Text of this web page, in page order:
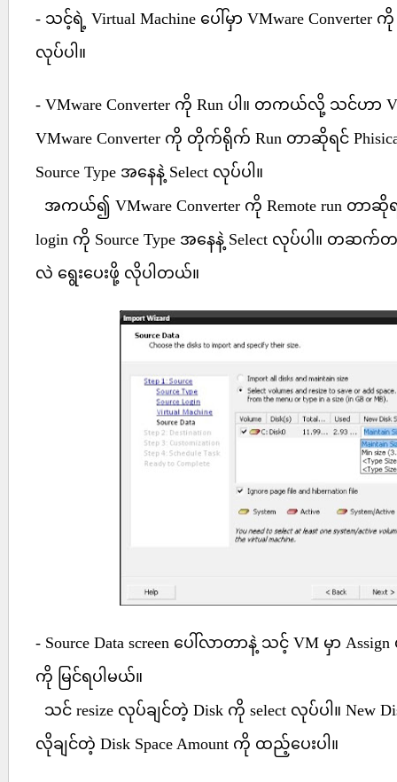
- သင့်ရဲ့ Virtual Machine ပေါ်မှာ VMware Converter
လုပ်ပါ။
- VMware Converter ကို Run ပါ။ တကယ်လို့ သင်ဟာ
VMware Converter ကို တိုက်ရိုက် Run တာဆိုရင်
Source Type အနေနဲ့ Select လုပ်ပါ။
အကယ်၍ VMware Converter ကို Remote run တာဆိုရ
login ကို Source Type အနေနဲ့ Select လုပ်ပါ။ တဆက်
လဲ ရွေးပေးဖို့ လိုပါတယ်။
- Source Data screen ပေါ်လာတာနဲ့ သင့် VM မှာ
ကို မြင်ရပါမယ်။
သင် resize လုပ်ချင်တဲ့ Disk ကို select လုပ်ပါ။ New
လိုချင်တဲ့ Disk Space Amount ကို ထည့်ပေးပါ။